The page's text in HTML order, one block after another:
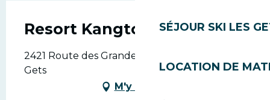
SÉJOUR SKI LES
LOCATION DE
Resort Kangto
2421 Route des Grandes Alpes, 74260 Les
Gets
M'y rendre